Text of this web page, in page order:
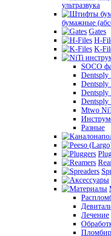
ультразвука
бумажные
Gates
H-
K-
SOCO
Dentsply
Dentsply
Dentsply
Mtwo
Разные
Лечение